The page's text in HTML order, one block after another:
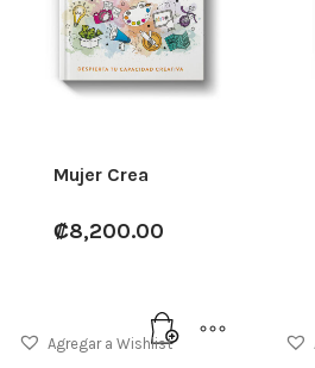
Mujer Crea
₡8,200.00
Agregar a Wishlist